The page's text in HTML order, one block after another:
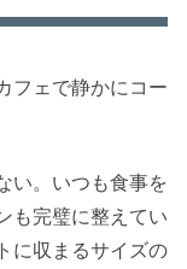
フェで静かにコー
い。いつも食事を
も完璧に整えてい
に収まるサイズの